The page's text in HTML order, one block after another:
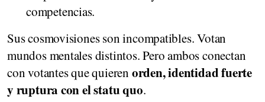
competencias.
Sus cosmovisiones son incompatibles. Votan
mundos mentales distintos. Pero ambos conectan
con votantes que quieren orden, identidad fuerte
y ruptura con el statu quo.